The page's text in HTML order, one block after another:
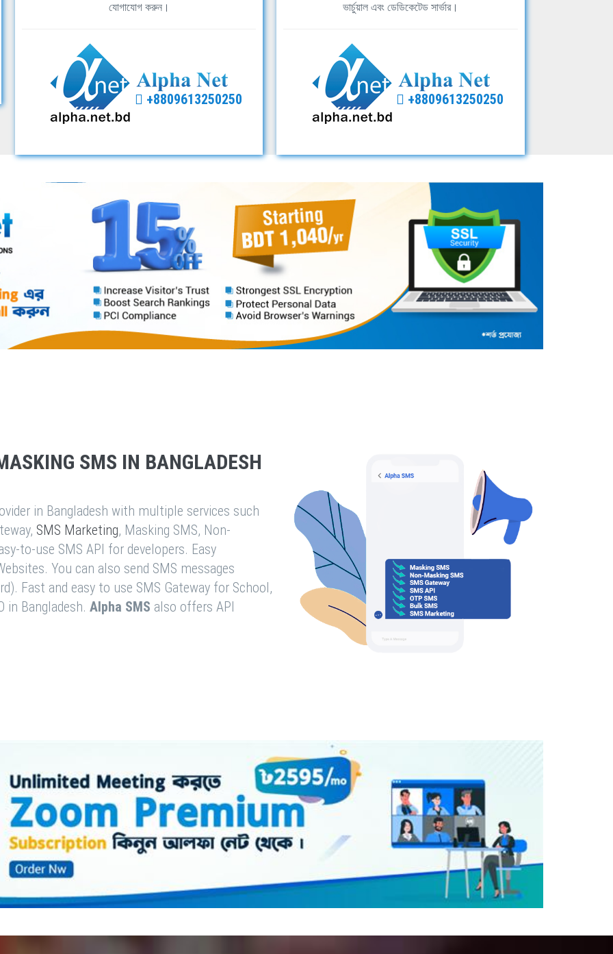
যোগাযোগ করুন।
+8809613250250
ভার্চুয়াল এবং ডেডিকেটেড সার্ভার।
+8809613250250
SMS IN BANGLADESH
in Bangladesh with multiple services such
SMS Marketing, Masking SMS, Non-
to-use SMS API for developers. Easy
You can also send SMS messages
Fast and easy to use SMS Gateway for School,
in Bangladesh. Alpha SMS also offers API